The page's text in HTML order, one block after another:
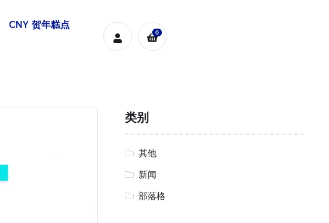
CNY 贺年糕点
0
类别
其他
新闻
部落格